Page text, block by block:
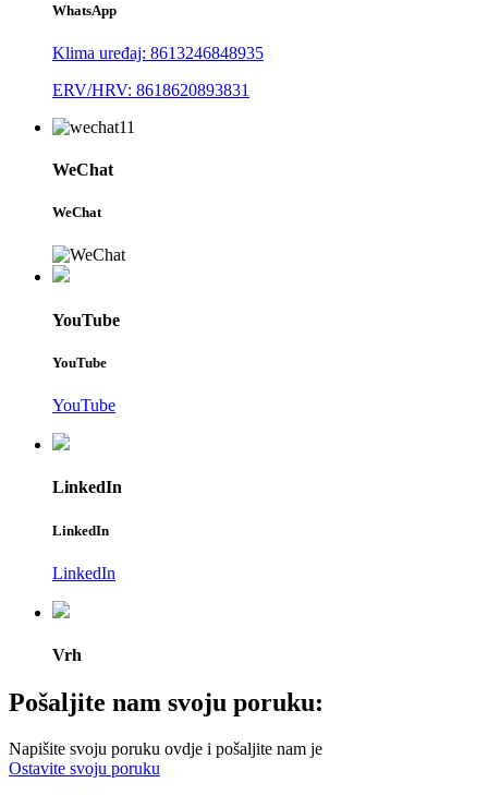
WhatsApp
Klima uređaj: 8613246848935
ERV/HRV: 8618620893831
WeChat
WeChat
YouTube
YouTube
YouTube
LinkedIn
LinkedIn
LinkedIn
Vrh
Pošaljite nam svoju poruku:
Napišite svoju poruku ovdje i pošaljite nam je
Ostavite svoju poruku